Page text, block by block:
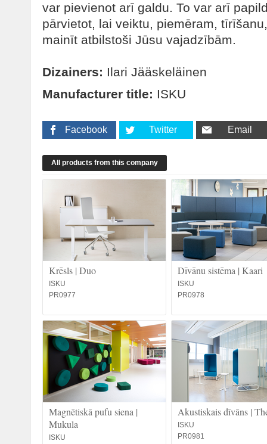
var pievienot arī galdu. To var arī
pārvietot, lai veiktu, piemēram,
mainīt atbilstoši Jūsu vajadzībām.
Dizainers: Ilari Jääskeläinen
Manufacturer title: ISKU
Facebook Twitter Email
All products from this company
Krēsls | Duo
ISKU
PR0977
Dīvānu sistēma | Kaari
ISKU
PR0978
Magnētiskā pufu siena |
Mukula
ISKU
Akustiskais dīvāns |
ISKU
PR0981